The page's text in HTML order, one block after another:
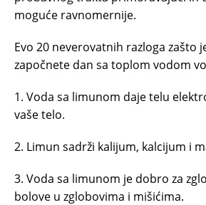
moguće ravnomernije.
Evo 20 neverovatnih razloga zašto
započnete dan sa toplom vodom
1. Voda sa limunom daje telu
vaše telo.
2. Limun sadrži kalijum, kalcijum i
3. Voda sa limunom je dobro za
bolove u zglobovima i mišićima.